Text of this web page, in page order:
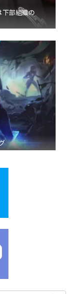
下部組織の